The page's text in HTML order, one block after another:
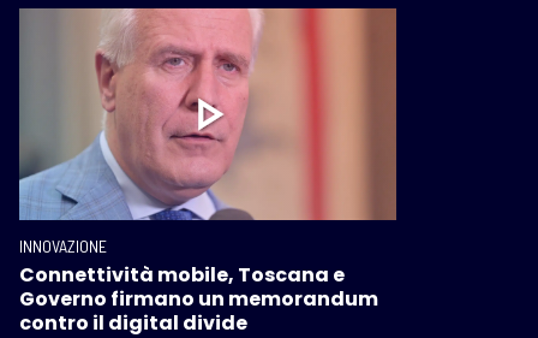
INNOVAZIONE
Connettività mobile, Toscana e
Governo firmano un memorandum
contro il digital divide